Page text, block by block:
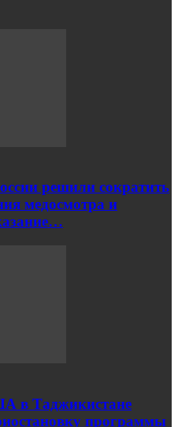
решили сократить
медосмотра и
в Таджикистане
программы